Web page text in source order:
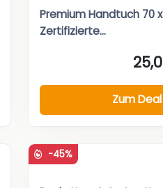
Premium Handtuch 70
Zertifizierte...
Zum Deal
-45%